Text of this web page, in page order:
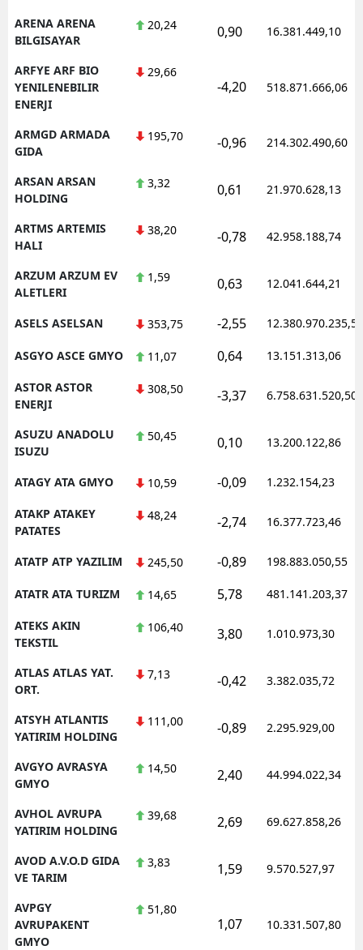
ARENA ARENA
BILGISAYAR
20,24 0,90 16.381.449,10
ARFYE ARF BIO
YENILENEBILIR
ENERJI
29,66
-4,20 518.871.666,06
ARMGD ARMADA
GIDA
195,70 -0,96 214.302.490,60
ARSAN ARSAN
HOLDING
3,32 0,61 21.970.628,13
ARTMS ARTEMIS
HALI
38,20 -0,78 42.958.188,74
ARZUM ARZUM EV
ALETLERI
1,59 0,63 12.041.644,21
ASELS ASELSAN 353,75 -2,55 12.380.970.235,50
ASGYO ASCE GMYO 11,07 0,64 13.151.313,06
ASTOR ASTOR
ENERJI
308,50 -3,37 6.758.631.520,50
ASUZU ANADOLU
ISUZU
50,45 0,10 13.200.122,86
ATAGY ATA GMYO 10,59 -0,09 1.232.154,23
ATAKP ATAKEY
PATATES
48,24 -2,74 16.377.723,46
ATATP ATP YAZILIM 245,50 -0,89 198.883.050,55
ATATR ATA TURIZM 14,65 5,78 481.141.203,37
ATEKS AKIN
TEKSTIL
106,40 3,80 1.010.973,30
ATLAS ATLAS YAT.
ORT.
7,13 -0,42 3.382.035,72
ATSYH ATLANTIS
YATIRIM HOLDING
111,00 -0,89 2.295.929,00
AVGYO AVRASYA
GMYO
14,50 2,40 44.994.022,34
AVHOL AVRUPA
YATIRIM HOLDING
39,68 2,69 69.627.858,26
AVOD A.V.O.D GIDA
VE TARIM
3,83 1,59 9.570.527,97
AVPGY
AVRUPAKENT
GMYO
51,80
1,07 10.331.507,80